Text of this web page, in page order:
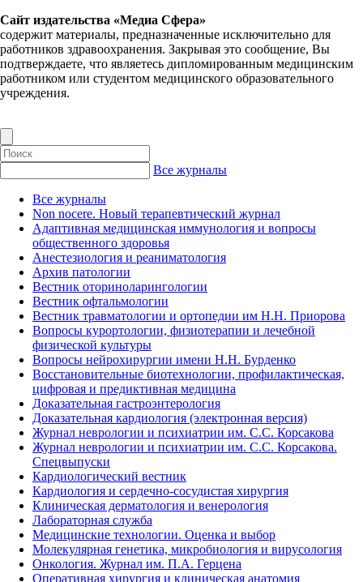
Сайт издательства «Медиа Сфера»
содержит материалы, предназначенные исключительно для
работников здравоохранения. Закрывая это сообщение, Вы
подтверждаете, что являетесь дипломированным медицинским
работником или студентом медицинского образовательного
учреждения.
Все журналы
Все журналы
Non nocere. Новый терапевтический журнал
Адаптивная медицинская иммунология и вопросы
общественного здоровья
Анестезиология и реаниматология
Архив патологии
Вестник оториноларингологии
Вестник офтальмологии
Вестник травматологии и ортопедии им Н.Н. Приорова
Вопросы курортологии, физиотерапии и лечебной
физической культуры
Вопросы нейрохирургии имени Н.Н. Бурденко
Восстановительные биотехнологии, профилактическая,
цифровая и предиктивная медицина
Доказательная гастроэнтерология
Доказательная кардиология (электронная версия)
Журнал неврологии и психиатрии им. С.С. Корсакова
Журнал неврологии и психиатрии им. С.С. Корсакова.
Спецвыпуски
Кардиологический вестник
Кардиология и сердечно-сосудистая хирургия
Клиническая дерматология и венерология
Лабораторная служба
Медицинские технологии. Оценка и выбор
Молекулярная генетика, микробиология и вирусология
Онкология. Журнал им. П.А. Герцена
Оперативная хирургия и клиническая анатомия